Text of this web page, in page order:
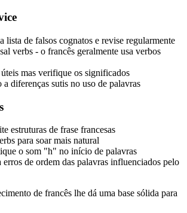
lista de falsos cognatos e revise regularmente
verbs - o francês geralmente usa verbos
mas verifique os significados
a diferenças sutis no uso de palavras
estruturas de frase francesas
para soar mais natural
o som "h" no início de palavras
erros de ordem das palavras influenciados pelo
de francês lhe dá uma base sólida para